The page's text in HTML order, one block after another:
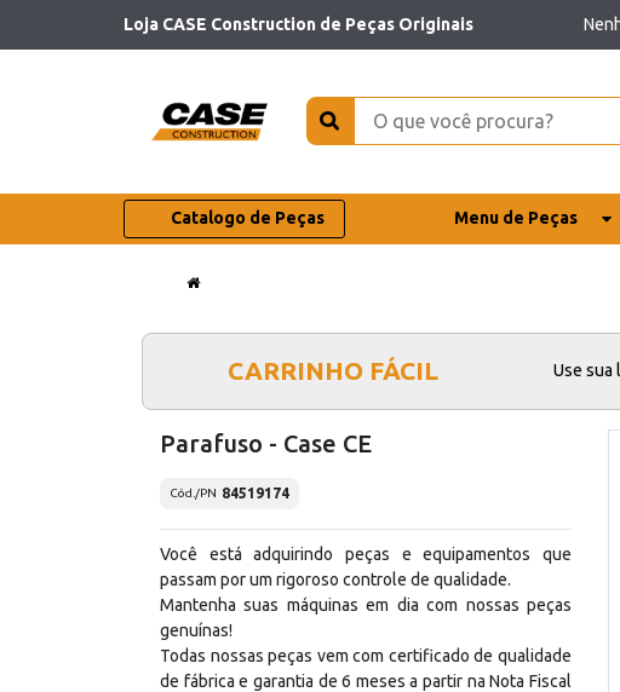
Loja CASE Construction de Peças Originais
Catalogo de Peças Menu de Peças
CARRINHO FÁCIL Use sua
Parafuso - Case CE
Cód./PN 84519174
Você está adquirindo peças e equipamentos que
passam por um rigoroso controle de qualidade.
Mantenha suas máquinas em dia com nossas peças
genuínas!
Todas nossas peças vem com certificado de qualidade
de fábrica e garantia de 6 meses a partir na Nota Fiscal